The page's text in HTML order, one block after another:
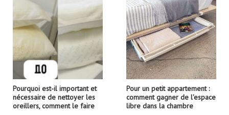
Pourquoi est-il important et
nécessaire de nettoyer les
oreillers, comment le faire
Pour un petit appartement :
comment gagner de l'espace
libre dans la chambre